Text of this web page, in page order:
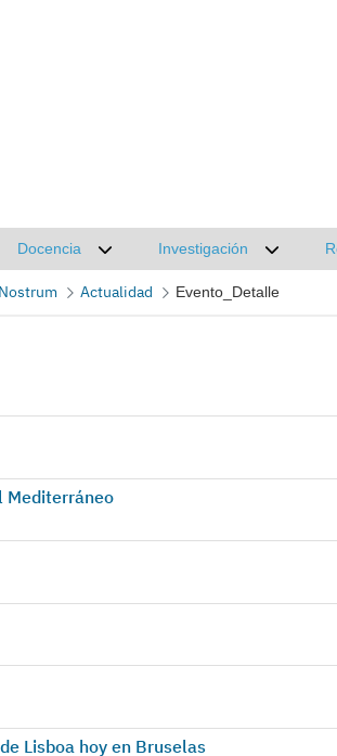
submenú de Actualidad
Docencia
Desplegar submenú de Docencia
Investigación
Actualidad Evento_Detalle
Mediterráneo
Lisboa hoy en Bruselas